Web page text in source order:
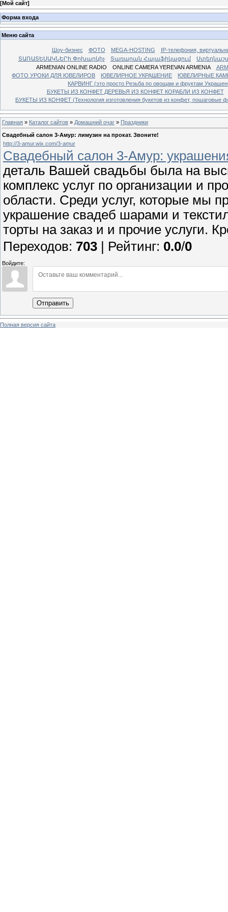
[Мой сайт]
Форма входа
Меню сайта
Шоу-бизнес ФОТО MEGA-HOSTING
IP-телефония,
ՏԱՌԱՏԵՍԱԿՆԵՐի Փոխարկիչ
Տառարան Հայաֆիկացում
ARMENIAN ONLINE RADIO
ONLINE CAMERA YEREVAN ARMENIA
ФОТО УРОКИ ДЛЯ ЮВЕЛИРОВ
ЮВЕЛИРНОЕ УКРАШЕНИЕ
ЮВЕЛИРНЫЕ
КАРВИНГ (это просто Резьба по овощам и фруктам
БУКЕТЫ ИЗ КОНФЕТ ДЕРЕВЬЯ ИЗ КОНФЕТ КОРАБЛИ ИЗ КОНФЕТ
БУКЕТЫ ИЗ КОНФЕТ (Технология изготовления букетов из конфет, пошаговые
Главная » Каталог сайтов » Домашний очаг » Праздники
Свадебный салон 3-Амур: лимузин на прокат. Звоните!
http://3-amur.wix.com/3-amur
Свадебный салон 3-Амур:
деталь Вашей свадьбы была на
комплекс услуг по организации и
области. Среди услуг, которые мы
украшение свадеб шарами и
торты на заказ и и прочие услуги.
Переходов: 703 | Рейтинг: 0.0/0
Войдите:
Отправить
Полная версия сайта